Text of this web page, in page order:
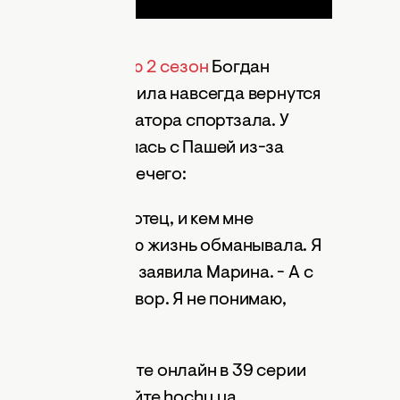
днем и ночью 2 сезон Богдан
Оксана решила навсегда вернутся
администратора спортзала. У
поссорилась с Пашей из-за
больше нечего:
мой настоящий отец, и кем мне
мама меня всю жизнь обманывала. Я
Пашу! - В слезах заявила Марина. - А с
разговор. Я не понимаю,
дальше, смотрите онлайн в 39 серии